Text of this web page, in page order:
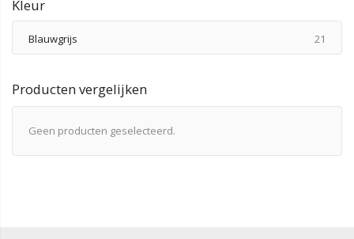
Kleur
Blauwgrijs 21
Producten vergelijken
Geen producten geselecteerd.